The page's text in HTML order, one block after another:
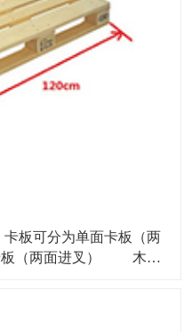
可分为单面卡板（两
板（两面进叉） 木卡
颜色可定做。 塑料卡